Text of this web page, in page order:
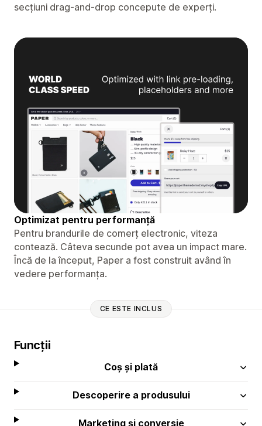
secțiuni drag-and-drop concepute de experți.
Optimizat pentru performanță
Pentru brandurile de comerț electronic, viteza
contează. Câteva secunde pot avea un impact mare.
Încă de la început, Paper a fost construit având în
vedere performanța.
CE ESTE INCLUS
Funcții
Coș și plată
Descoperire a produsului
Marketing și conversie